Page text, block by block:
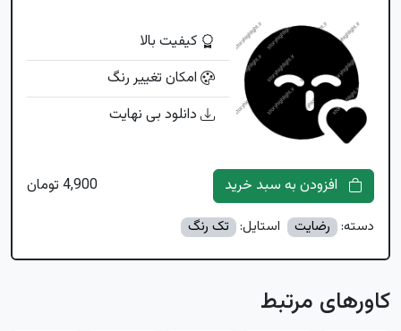
کیفیت بالا
امکان تغییر رنگ
دانلود بی نهایت
4,900 تومان
دسته: رضایت استایل: تک رنگ
کاورهای مرتبط